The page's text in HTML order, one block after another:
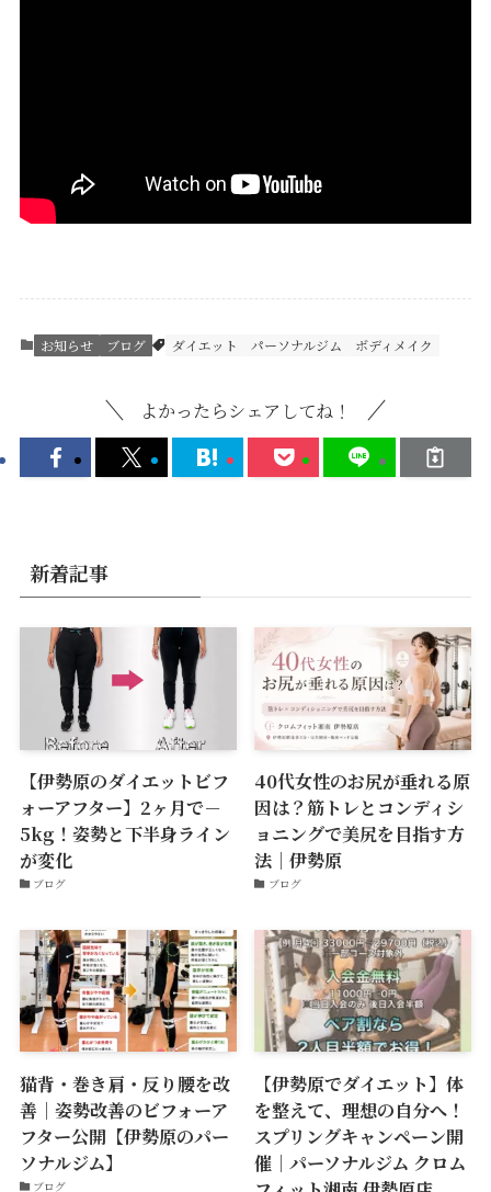
お知らせ ブログ ダイエット パーソナルジム ボディメイク
よかったらシェアしてね！
新着記事
【伊勢原のダイエットビフ
ォーアフター】2ヶ月で－
5kg！姿勢と下半身ライン
が変化
ブログ
40代女性のお尻が垂れる原
因は？筋トレとコンディシ
ョニングで美尻を目指す方
法｜伊勢原
ブログ
猫背・巻き肩・反り腰を改
善｜姿勢改善のビフォーア
フター公開【伊勢原のパー
ソナルジム】
ブログ
【伊勢原でダイエット】体
を整えて、理想の自分へ！
スプリングキャンペーン開
催｜パーソナルジム クロム